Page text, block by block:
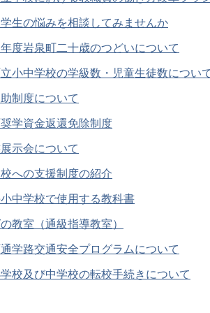
生の悩みを相談してみませんか
度岩泉町二十歳のつどいについて
小中学校の学級数・児童生徒数につい
制度について
学資金返還免除制度
示会について
への支援制度の紹介
中学校で使用する教科書
教室（通級指導教室）
学路交通安全プログラムについて
校及び中学校の転校手続きについて